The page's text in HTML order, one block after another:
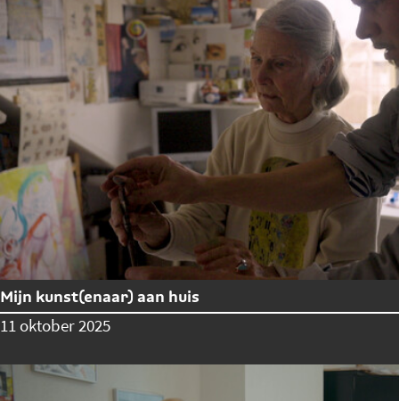
Mijn kunst(enaar) aan huis
11 oktober 2025